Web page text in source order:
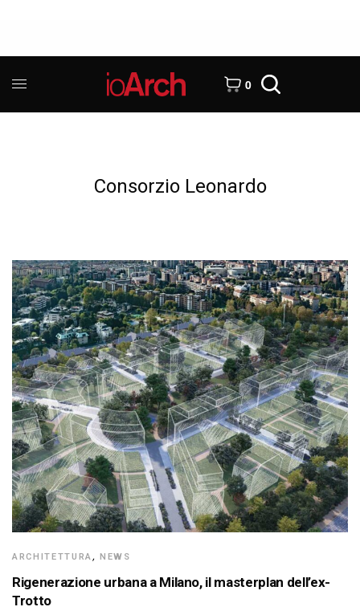
0
Consorzio Leonardo
ARCHITETTURA,NEWS
Rigenerazione urbana a Milano, il masterplan dell’ex-
Trotto